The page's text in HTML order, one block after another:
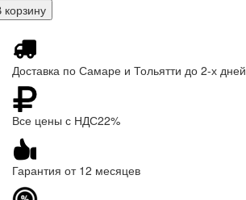
Доставка по Самаре и Тольятти до 2-х дней
Все цены с НДС22%
Гарантия от 12 месяцев